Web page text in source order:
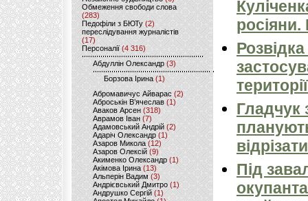
Обмеження свободи слова
(283)
Педофіли з БЮТу (2)
переслідування журналістів
(17)
Персоналії (4 316)
Абдуллін Олександр (3)
Борзова Ірина(1)
Абромавичус Айварас (2)
Аброськін В’ячеслав(1)
Аваков Арсен (318)
Аврамов Іван (7)
Адамовський Андрій(2)
Адаріч Олександр (1)
Азаров Микола (12)
Азаров Олексій (9)
Акименко Олександр(1)
Акімова Ірина(13)
Альперін Вадим (3)
Андрієвський Дмитро(1)
Андрушко Сергій(1)
росіяни.
Гладчук
Під